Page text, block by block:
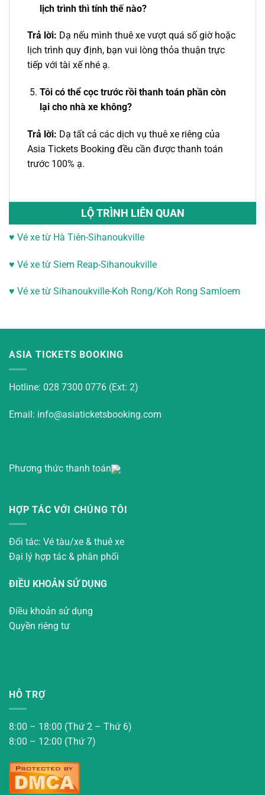
lịch trình thì tính thế nào?
Trả lời: Dạ nếu mình thuê xe vượt quá số giờ hoặc
lịch trình quy định, bạn vui lòng thỏa thuận trực
tiếp với tài xế nhé ạ.
Tôi có thể cọc trước rồi thanh toán phần còn
lại cho nhà xe không?
Trả lời: Dạ tất cả các dịch vụ thuê xe riêng của
Asia Tickets Booking đều cần được thanh toán
trước 100% ạ.
LỘ TRÌNH LIÊN QUAN
♥ Vé xe từ Hà Tiên-Sihanoukville
♥ Vé xe từ Siem Reap-Sihanoukville
♥ Vé xe từ Sihanoukville-Koh Rong/Koh Rong Samloem
ASIA TICKETS BOOKING
Hotline: 028 7300 0776 (Ext: 2)
Email: info@asiaticketsbooking.com
Phương thức thanh toán
HỢP TÁC VỚI CHÚNG TÔI
Đối tác: Vé tàu/xe & thuê xe
Đại lý hợp tác & phân phối
ĐIỀU KHOẢN SỬ DỤNG
Điều khoản sử dụng
Quyền riêng tư
HỖ TRỢ
8:00 – 18:00 (Thứ 2 – Thứ 6)
8:00 – 12:00 (Thứ 7)